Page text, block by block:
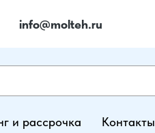
info@molteh.ru
и рассрочка Контакты